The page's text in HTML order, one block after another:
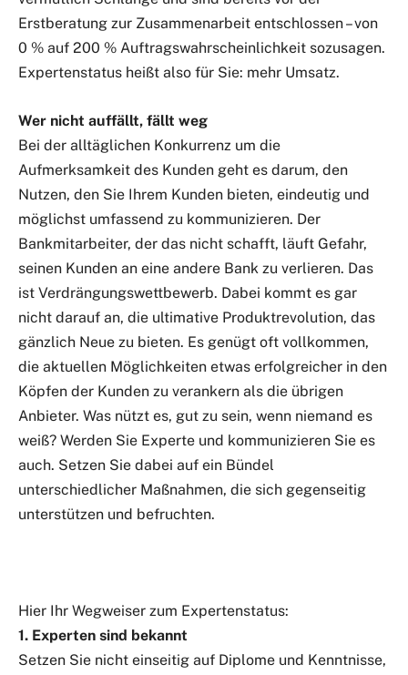
Erstberatung zur Zusammenarbeit entschlossen – von
0 % auf 200 % Auftragswahrscheinlichkeit sozusagen.
Expertenstatus heißt also für Sie: mehr Umsatz.
Wer nicht auffällt, fällt weg
Bei der alltäglichen Konkurrenz um die
Aufmerksamkeit des Kunden geht es darum, den
Nutzen, den Sie Ihrem Kunden bieten, eindeutig und
möglichst umfassend zu kommunizieren. Der
Bankmitarbeiter, der das nicht schafft, läuft Gefahr,
seinen Kunden an eine andere Bank zu verlieren. Das
ist Verdrängungswettbewerb. Dabei kommt es gar
nicht darauf an, die ultimative Produktrevolution, das
gänzlich Neue zu bieten. Es genügt oft vollkommen,
die aktuellen Möglichkeiten etwas erfolgreicher in den
Köpfen der Kunden zu verankern als die übrigen
Anbieter. Was nützt es, gut zu sein, wenn niemand es
weiß? Werden Sie Experte und kommunizieren Sie es
auch. Setzen Sie dabei auf ein Bündel
unterschiedlicher Maßnahmen, die sich gegenseitig
unterstützen und befruchten.
Hier Ihr Wegweiser zum Expertenstatus:
1. Experten sind bekannt
Setzen Sie nicht einseitig auf Diplome und Kenntnisse,